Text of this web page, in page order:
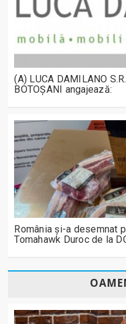
(A) LUCA DAMILANO
BOTOȘANI angajează:
România și-a desemnat
Tomahawk Duroc de la